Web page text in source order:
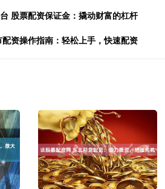
股票配资保证金：撬动财富的杠杆
资操作指南：轻松上手，快速配资